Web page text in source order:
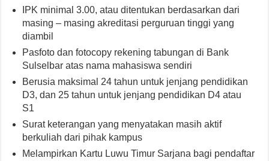
IPK minimal 3.00, atau ditentukan berdasarkan dari
masing – masing akreditasi perguruan tinggi yang
diambil
Pasfoto dan fotocopy rekening tabungan di Bank
Sulselbar atas nama mahasiswa sendiri
Berusia maksimal 24 tahun untuk jenjang pendidikan
D3, dan 25 tahun untuk jenjang pendidikan D4 atau
S1
Surat keterangan yang menyatakan masih aktif
berkuliah dari pihak kampus
Melampirkan Kartu Luwu Timur Sarjana bagi pendaftar